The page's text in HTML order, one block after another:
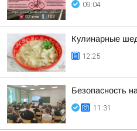
09:04
Кулинарные
12:25
Безопасность
11:31